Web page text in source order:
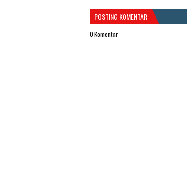
POSTING KOMENTAR
0 Komentar